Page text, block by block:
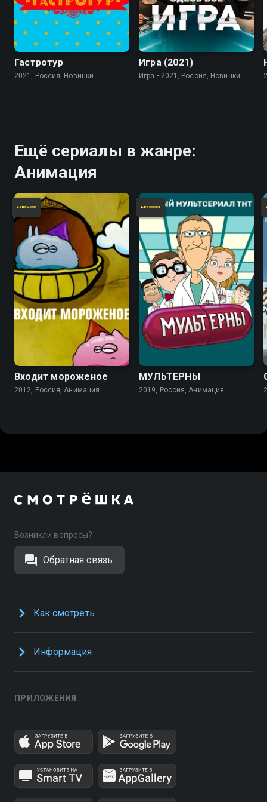
Гастротур
2021, Россия, Новинки
7.8
Игра (2021)
Игра • 2021, Россия, Новинки
Ещё сериалы в жанре:
Анимация
Входит мороженое
2012, Россия, Анимация
МУЛЬТЕРНЫ
2019, Россия, Анимация
Возникли вопросы?
Обратная связь
Как смотреть
Информация
ПРИЛОЖЕНИЯ